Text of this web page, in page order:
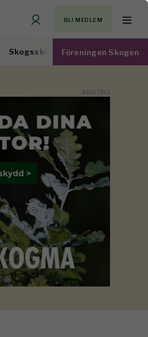
BLI MEDLEM
Skogsskötsel Virkesmarknad
Föreningen Skogen